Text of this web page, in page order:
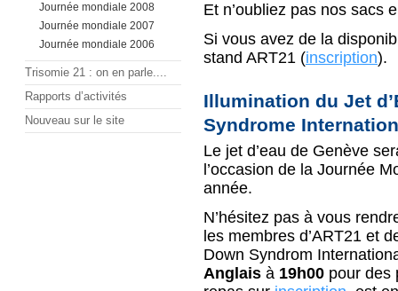
Journée mondiale 2008
Journée mondiale 2007
Journée mondiale 2006
Trisomie 21 : on en parle....
Rapports d’activités
Nouveau sur le site
Et n’oubliez pas nos sacs
Si vous avez de la
stand ART21 (inscription).
Illumination du Jet
Syndrome
Le jet d’eau de Genève
l’occasion de la Journée
année.
N’hésitez pas à vous
les membres d’ART21 et
Down Syndrom
Anglais à 19h00 pour des